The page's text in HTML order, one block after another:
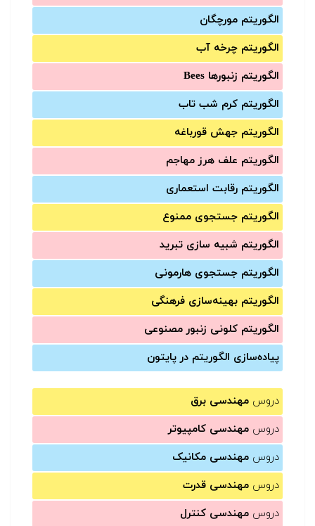
الگوریتم مورچگان
الگوریتم چرخه آب
الگوریتم زنبورها Bees
الگوریتم کرم شب تاب
الگوریتم جهش قورباغه
الگوریتم علف هرز مهاجم
الگوریتم رقابت استعماری
الگوریتم جستجوی ممنوع
الگوریتم شبیه سازی تبرید
الگوریتم جستجوی هارمونی
الگوریتم بهینه‌سازی فرهنگی
الگوریتم کلونی زنبور مصنوعی
پیاده‌سازی الگوریتم در پایتون
دروس مهندسی برق
دروس مهندسی کامپیوتر
دروس مهندسی مکانیک
دروس مهندسی قدرت
دروس مهندسی کنترل